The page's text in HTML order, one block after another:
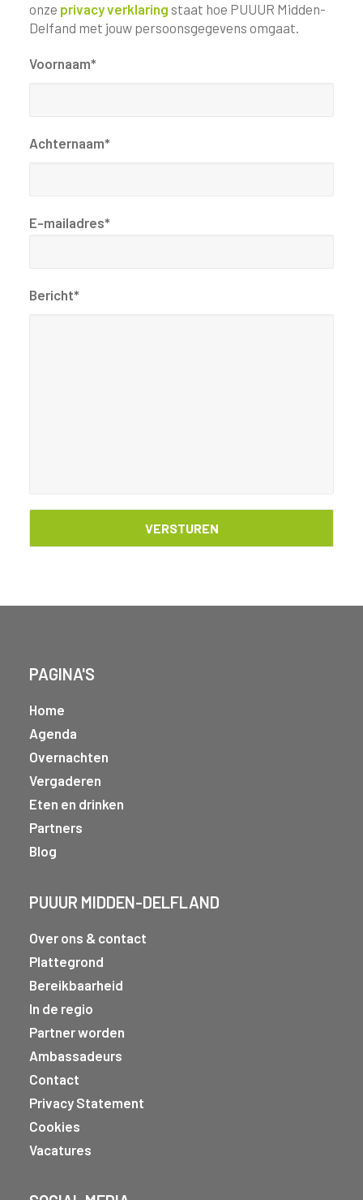
onze privacy verklaring staat hoe PUUUR Midden-
Delfand met jouw persoonsgegevens omgaat.
Voornaam*
Achternaam*
E-mailadres*
Bericht*
PAGINA'S
Home
Agenda
Overnachten
Vergaderen
Eten en drinken
Partners
Blog
PUUUR MIDDEN-DELFLAND
Over ons & contact
Plattegrond
Bereikbaarheid
In de regio
Partner worden
Ambassadeurs
Contact
Privacy Statement
Cookies
Vacatures